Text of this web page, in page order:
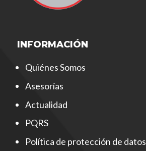
INFORMACIÓN
Quiénes Somos
Asesorías
Actualidad
PQRS
Política de protección de datos